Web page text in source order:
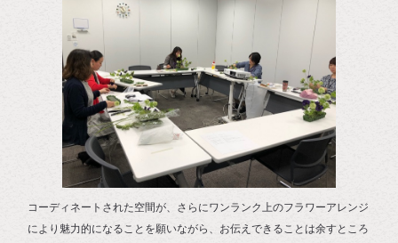
コーディネートされた空間が、さらにワンランク上のフラワーアレンジ
により魅力的になることを願いながら、お伝えできることは余すところ